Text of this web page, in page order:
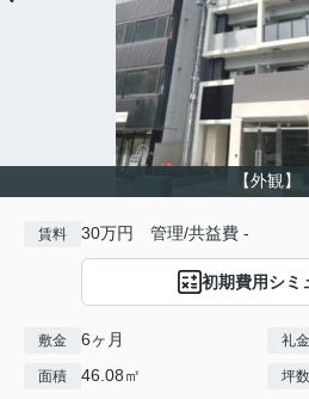
【外観】
賃料 30万円 管理/共益費 -
初期費用シミ
敷金 6ヶ月 礼金
面積 46.08㎡ 坪数